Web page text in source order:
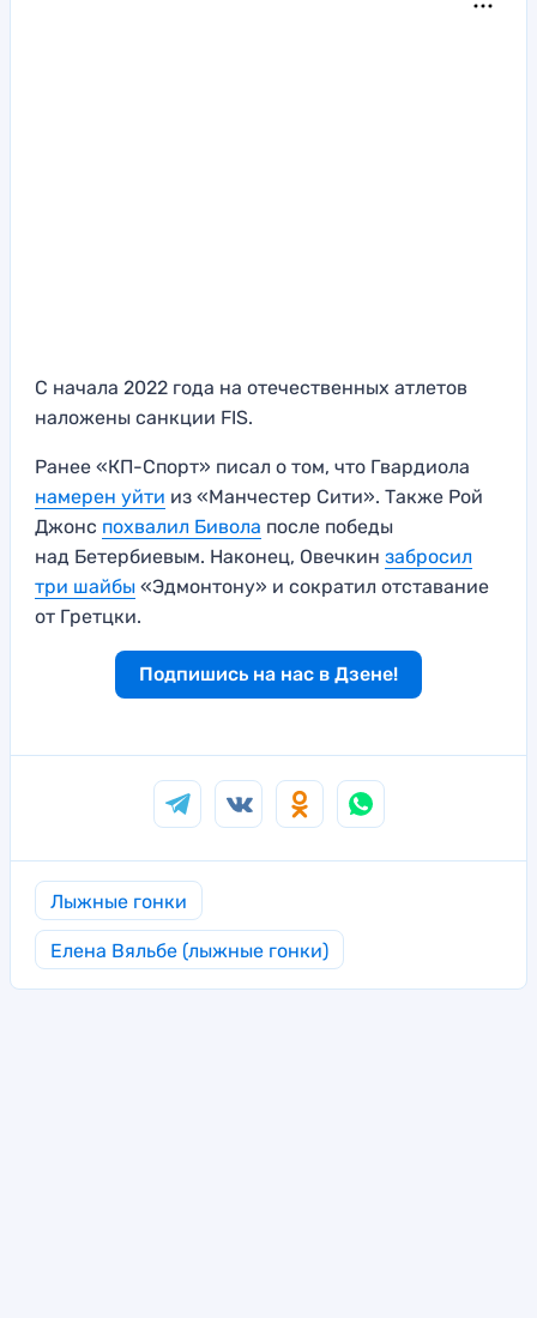
С начала 2022 года на отечественных атлетов
наложены санкции FIS.
Ранее «КП-Спорт» писал о том, что Гвардиола
намерен уйти из «Манчестер Сити». Также Рой
Джонс похвалил Бивола после победы
над Бетербиевым. Наконец, Овечкин забросил
три шайбы «Эдмонтону» и сократил отставание
от Гретцки.
Подпишись на нас в Дзене!
Лыжные гонки
Елена Вяльбе (лыжные гонки)